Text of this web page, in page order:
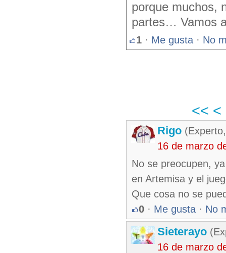
porque muchos,
partes… Vamos
1 · Me gusta · No
<< <
Rigo
16 de marzo
No se preocupen,
en Artemisa y el
Que cosa no se
0 · Me gusta · No
Sieterayo
16 de marzo